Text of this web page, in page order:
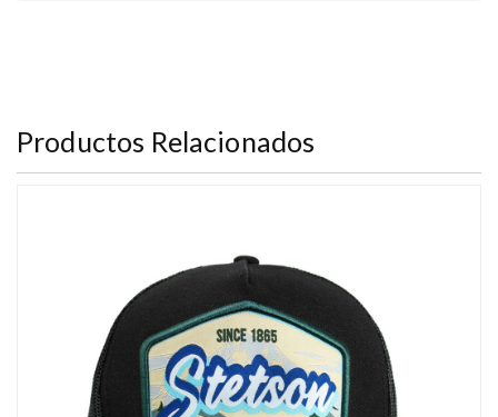
Productos Relacionados